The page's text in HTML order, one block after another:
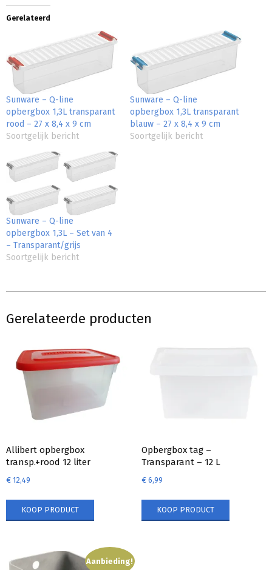
Gerelateerd
Sunware – Q-line
opbergbox 1,3L transparant
rood – 27 x 8,4 x 9 cm
Soortgelijk bericht
Sunware – Q-line
opbergbox 1,3L transparant
blauw – 27 x 8,4 x 9 cm
Soortgelijk bericht
Sunware – Q-line
opbergbox 1,3L – Set van 4
– Transparant/grijs
Soortgelijk bericht
Gerelateerde producten
Allibert opbergbox
transp.+rood 12 liter
€ 12,49
KOOP PRODUCT
Opbergbox tag –
Transparant – 12 L
€6,99
KOOP PRODUCT
Aanbieding!